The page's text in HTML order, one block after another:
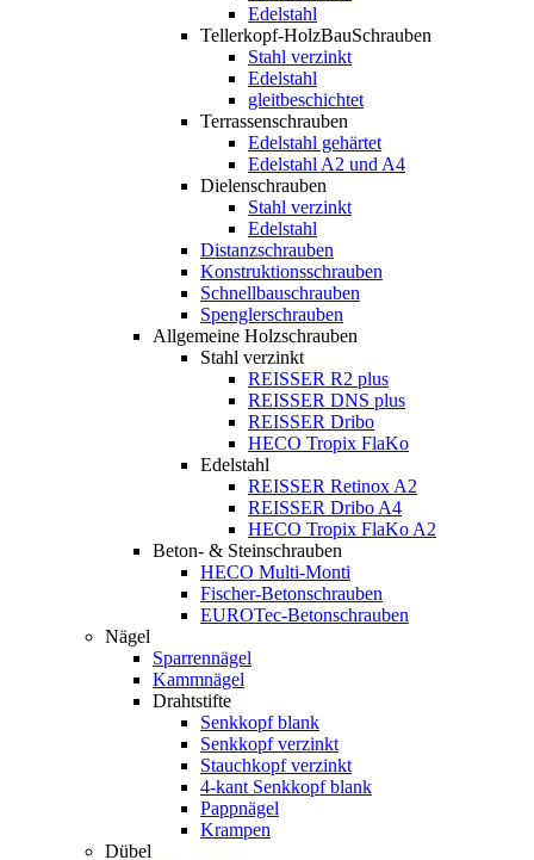
Edelstahl
Tellerkopf-HolzBauSchrauben
Stahl verzinkt
Edelstahl
gleitbeschichtet
Terrassenschrauben
Edelstahl gehärtet
Edelstahl A2 und A4
Dielenschrauben
Stahl verzinkt
Edelstahl
Distanzschrauben
Konstruktionsschrauben
Schnellbauschrauben
Spenglerschrauben
Allgemeine Holzschrauben
Stahl verzinkt
REISSER R2 plus
REISSER DNS plus
REISSER Dribo
HECO Tropix FlaKo
Edelstahl
REISSER Retinox A2
REISSER Dribo A4
HECO Tropix FlaKo A2
Beton- & Steinschrauben
HECO Multi-Monti
Fischer-Betonschrauben
EUROTec-Betonschrauben
Nägel
Sparrennägel
Kammnägel
Drahtstifte
Senkkopf blank
Senkkopf verzinkt
Stauchkopf verzinkt
4-kant Senkkopf blank
Pappnägel
Krampen
Dübel